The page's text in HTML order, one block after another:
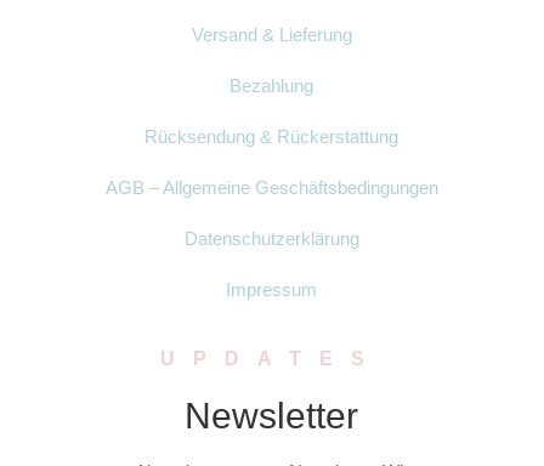
Versand & Lieferung
Bezahlung
Rücksendung & Rückerstattung
AGB – Allgemeine Geschäftsbedingungen
Datenschutzerklärung
Impressum
UPDATES
Newsletter